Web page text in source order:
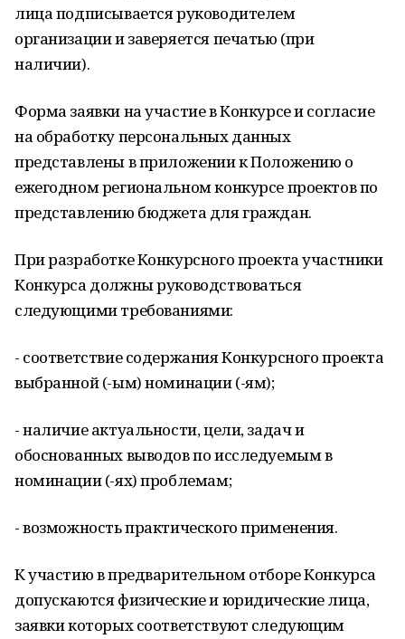
лица подписывается руководителем
организации и заверяется печатью (при
наличии).
Форма заявки на участие в Конкурсе и согласие
на обработку персональных данных
представлены в приложении к Положению о
ежегодном региональном конкурсе проектов по
представлению бюджета для граждан.
При разработке Конкурсного проекта участники
Конкурса должны руководствоваться
следующими требованиями:
- соответствие содержания Конкурсного проекта
выбранной (-ым) номинации (-ям);
- наличие актуальности, цели, задач и
обоснованных выводов по исследуемым в
номинации (-ях) проблемам;
- возможность практического применения.
К участию в предварительном отборе Конкурса
допускаются физические и юридические лица,
заявки которых соответствуют следующим